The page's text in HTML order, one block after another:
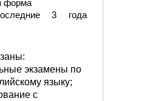
форма
3 года
экзамены по
языку;
с